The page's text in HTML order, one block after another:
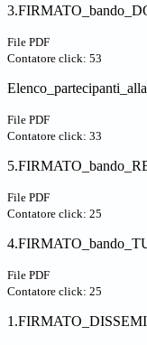
File PDF
Contatore click: 53
File PDF
Contatore click: 33
File PDF
Contatore click: 25
File PDF
Contatore click: 25